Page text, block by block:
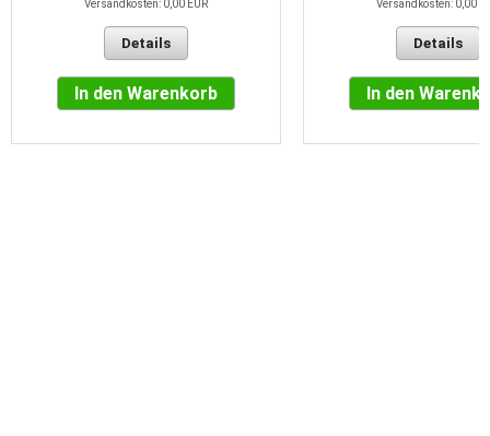
Versandkosten: 0,00 EUR
Details
In den Warenkorb
Versandkosten: 0,00
Details
In den